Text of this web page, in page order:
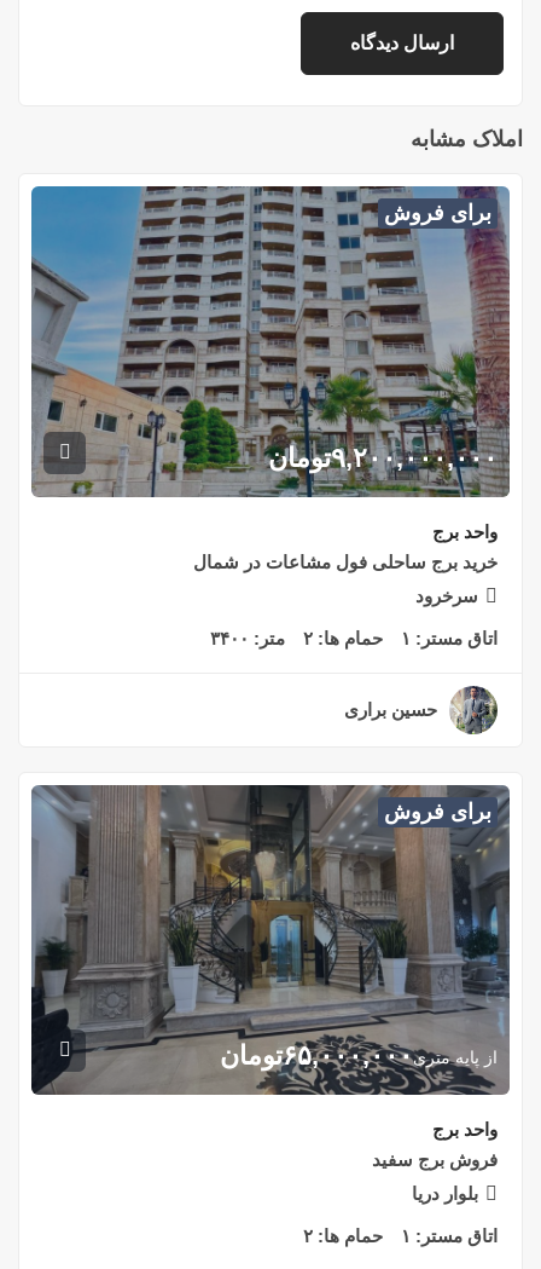
املاک مشابه
برای فروش
۹,۲۰۰,۰۰۰,۰۰۰تومان
واحد برج
خرید برج ساحلی فول مشاعات در شمال
سرخرود
اتاق مستر: ۱ حمام ها: ۲ متر: ۳۴۰۰
حسین براری
برای فروش
از پایه متری۶۵,۰۰۰,۰۰۰تومان
واحد برج
فروش برج سفید
بلوار دریا
اتاق مستر: ۱ حمام ها: ۲